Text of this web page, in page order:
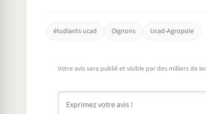
étudiants ucad Oignons Ucad-Agropole
Votre avis sera publié et visible par des milliers de